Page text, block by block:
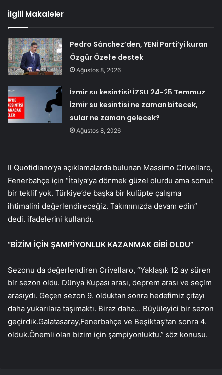
İlgili Makaleler
Pedro Sánchez’den, YENİ Parti’yi kuran
Özgür Özel’e destek
Ağustos 8, 2026
İzmir su kesintisi! İZSU 24-25 Temmuz
İzmir su kesintisi ne zaman bitecek,
sular ne zaman gelecek?
Ağustos 8, 2026
Il Quotidiano’ya açıklamalarda bulunan Massimo Crivellaro,
Fenerbahçe için “İtalya’ya dönmek güzel olurdu ama somut
bir teklif yok. Türkiye’de başka bir kulüpte çalışma
ihtimalini değerlendireceğiz. Takımınızda devam edin”
dedi. ifadelerini kullandı.
“BİZİM İÇİN ŞAMPİYONLUK KAZANMAK GİBİ OLDU”
Sezonu da değerlendiren Crivellaro, “Yaklaşık 12 ay süren
bir sezon oldu. Dünya Kupası arası, deprem arası ve seçim
arasıydı. Geçen sezon 9. olduktan sonra hedefimiz çıtayı
daha yukarılara taşımaktı. Biraz daha… Büyüleyici bir sezon
geçirdik.Galatasaray,Fenerbahçe ve Beşiktaş’tan sonra 4.
olduk.Önemli olan bizim için şampiyonluktu.” söz konusu.